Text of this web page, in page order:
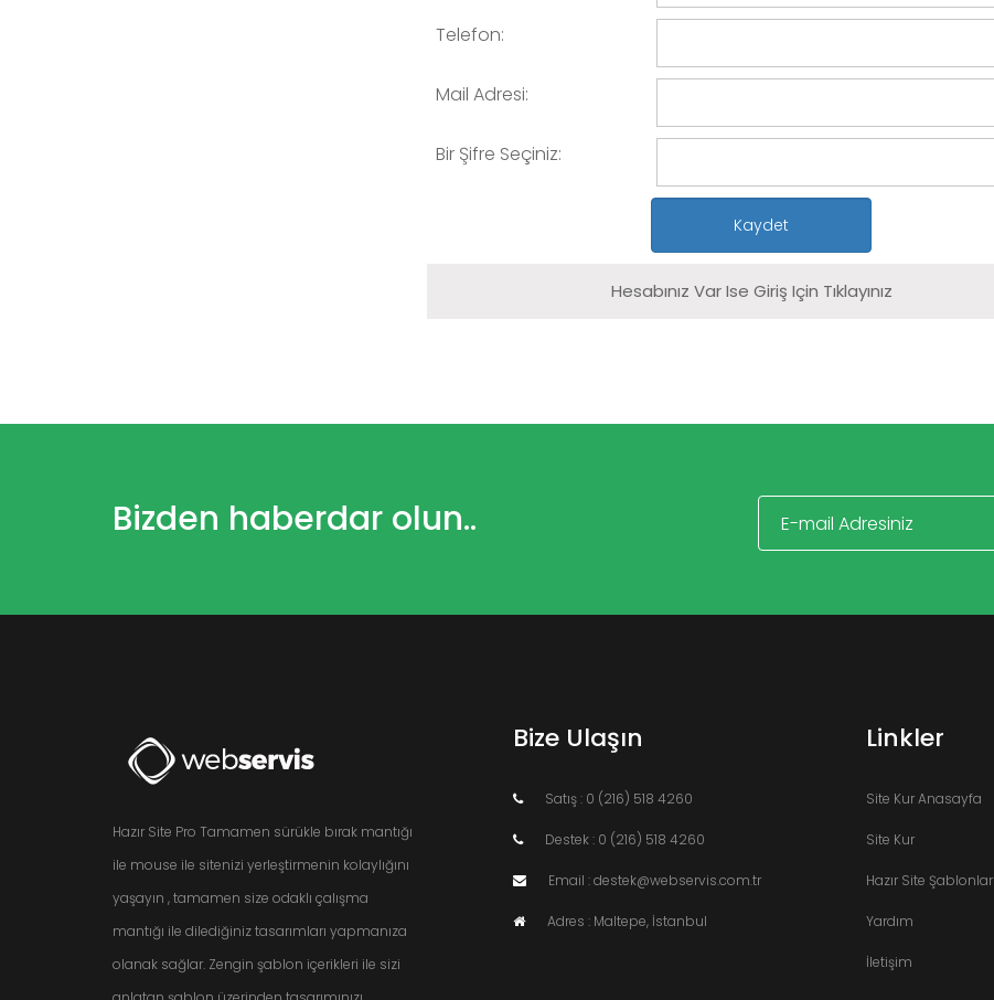
Telefon:
Mail Adresi:
Bir Şifre Seçiniz:
Hesabınız Var Ise Giriş Için Tıklayınız
Bizden haberdar olun..
Hazır Site Pro Tamamen sürükle bırak mantığı
ile mouse ile sitenizi yerleştirmenin kolaylığını
yaşayın , tamamen size odaklı çalışma
mantığı ile dilediğiniz tasarımları yapmanıza
olanak sağlar. Zengin şablon içerikleri ile sizi
Bize Ulaşın
Satış : 0 (216) 518 4260
Destek : 0 (216) 518 4260
Email : destek@webservis.com.tr
Adres : Maltepe, İstanbul
Linkler
Site Kur Anasayfa
Site Kur
Hazır Site Şablonlar
Yardım
İletişim